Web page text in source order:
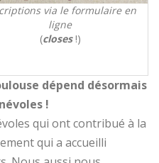
via le formulaire en
ligne
(closes!)
dépend désormais
!
qui ont contribué à la
qui a accueilli